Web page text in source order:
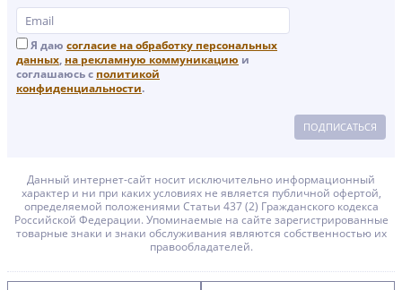
Я даю согласие на обработку персональных
данных, на рекламную коммуникацию и
соглашаюсь с политикой
конфиденциальности.
ПОДПИСАТЬСЯ
Данный интернет-сайт носит исключительно информационный
характер и ни при каких условиях не является публичной офертой,
определяемой положениями Статьи 437 (2) Гражданского кодекса
Российской Федерации. Упоминаемые на сайте зарегистрированные
товарные знаки и знаки обслуживания являются собственностью их
правообладателей.